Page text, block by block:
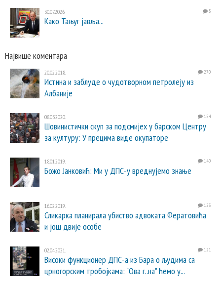
30.07.2026. 5
Како Тањуг јавља...
Највише коментара
20.02.2018. 270
Истина и заблуде о чудотворном петролеју из
Албаније
08.03.2020. 154
Шовинистички скуп за подсмијех у барском Центру
за културу: У прецима виде окупаторе
18.01.2019. 140
Божо Јанковић: Ми у ДПС-у вреднујемо знање
16.02.2019. 123
Сликарка планирала убиство адвоката Фератовића
и још двије особе
02.04.2021. 121
Високи функционер ДПС-а из Бара о људима са
црногорским тробојкама: "Ова г..на" ћемо у...